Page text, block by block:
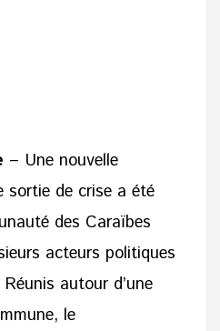
– Une nouvelle
sortie de crise a été
des Caraïbes
acteurs politiques
autour d’une
le